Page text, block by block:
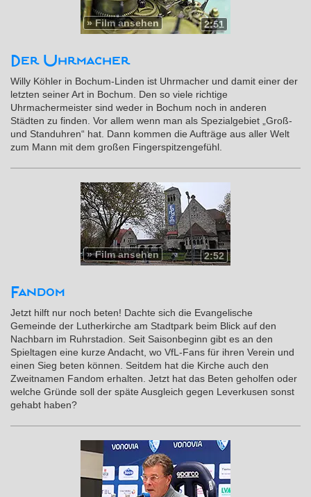
2:51
»Film ansehen
Der Uhrmacher
Willy Köhler in Bochum-Linden ist Uhrmacher und damit einer der
letzten seiner Art in Bochum. Den so viele richtige
Uhrmachermeister sind weder in Bochum noch in anderen
Städten zu finden. Vor allem wenn man als Spezialgebiet „Groß-
und Standuhren“ hat. Dann kommen die Aufträge aus aller Welt
zum Mann mit dem großen Fingerspitzengefühl.
2:52
»Film ansehen
Fandom
Jetzt hilft nur noch beten! Dachte sich die Evangelische
Gemeinde der Lutherkirche am Stadtpark beim Blick auf den
Nachbarn im Ruhrstadion. Seit Saisonbeginn gibt es an den
Spieltagen eine kurze Andacht, wo VfL-Fans für ihren Verein und
einen Sieg beten können. Seitdem hat die Kirche auch den
Zweitnamen Fandom erhalten. Jetzt hat das Beten geholfen oder
welche Gründe soll der späte Ausgleich gegen Leverkusen sonst
gehabt haben?